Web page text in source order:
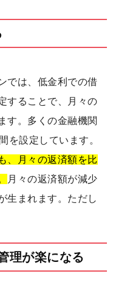
では、低金利での借
することで、月々の
す。多くの金融機関
を設定しています。
、月々の返済額を比
月々の返済額が減少
生まれます。ただし
理が楽になる